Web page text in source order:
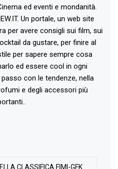
ed eventi e mondanità.
Un portale, un web site
per avere consigli sui film, sui
da gustare, per finire al
per sapere sempre cosa
ed essere cool in ogni
con le tendenze, nella
e degli accessori più
CLASSIFICA FIMI-GFK